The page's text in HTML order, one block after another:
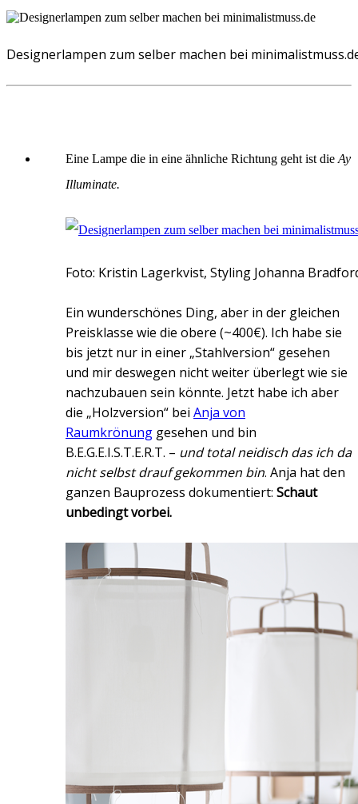
Designerlampen zum selber machen bei
Eine Lampe die in eine ähnliche Richtung geht ist die Ay
Illuminate.
Foto: Kristin Lagerkvist, Styling Johanna
Ein wunderschönes Ding, aber in der gleichen
Preisklasse wie die obere (~400€). Ich habe sie
bis jetzt nur in einer „Stahlversion“ gesehen
und mir deswegen nicht weiter überlegt wie sie
nachzubauen sein könnte. Jetzt habe ich aber
die „Holzversion“ bei Anja von
Raumkrönung gesehen und bin
B.E.G.E.I.S.T.E.R.T. – und total neidisch das ich da
nicht selbst drauf gekommen bin. Anja hat den
ganzen Bauprozess dokumentiert: Schaut
unbedingt vorbei.